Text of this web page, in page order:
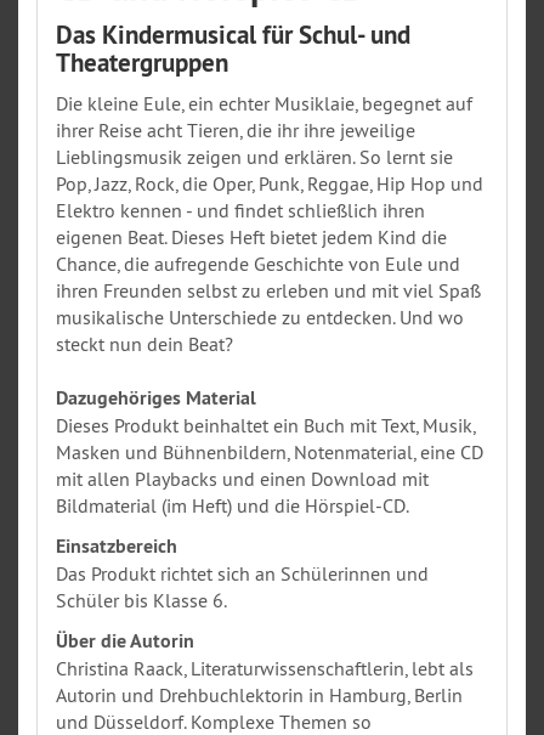
Das Kindermusical für Schul- und
Theatergruppen
Die kleine Eule, ein echter Musiklaie, begegnet auf
ihrer Reise acht Tieren, die ihr ihre jeweilige
Lieblingsmusik zeigen und erklären. So lernt sie
Pop, Jazz, Rock, die Oper, Punk, Reggae, Hip Hop und
Elektro kennen - und findet schließlich ihren
eigenen Beat. Dieses Heft bietet jedem Kind die
Chance, die aufregende Geschichte von Eule und
ihren Freunden selbst zu erleben und mit viel Spaß
musikalische Unterschiede zu entdecken. Und wo
steckt nun dein Beat?
Dazugehöriges Material
Dieses Produkt beinhaltet ein Buch mit Text, Musik,
Masken und Bühnenbildern, Notenmaterial, eine CD
mit allen Playbacks und einen Download mit
Bildmaterial (im Heft) und die Hörspiel-CD.
Einsatzbereich
Das Produkt richtet sich an Schülerinnen und
Schüler bis Klasse 6.
Über die Autorin
Christina Raack, Literaturwissenschaftlerin, lebt als
Autorin und Drehbuchlektorin in Hamburg, Berlin
und Düsseldorf. Komplexe Themen so